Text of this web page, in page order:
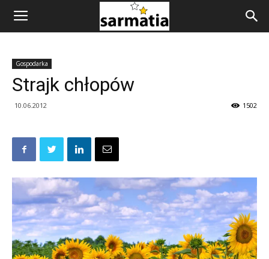
Gospodarka
Strajk chłopów
10.06.2012 1502